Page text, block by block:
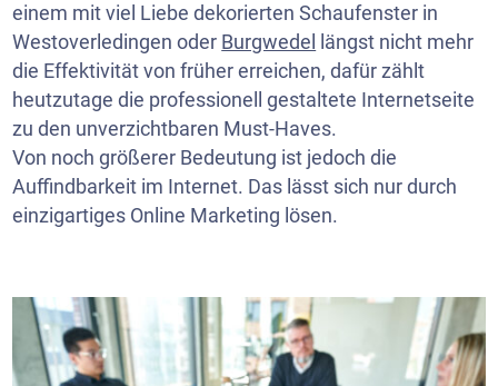
einem mit viel Liebe dekorierten Schaufenster in
Westoverledingen oder Burgwedel
längst nicht mehr
die Effektivität von früher erreichen, dafür zählt
heutzutage die professionell gestaltete Internetseite
zu den unverzichtbaren Must-Haves.
Von noch größerer Bedeutung ist jedoch die
Auffindbarkeit im Internet. Das lässt sich nur durch
einzigartiges Online Marketing lösen.